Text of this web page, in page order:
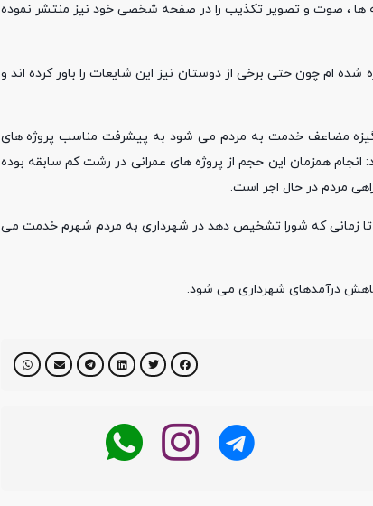
ها ، صوت و تصویر تکذیب را در صفحه شخصی خود نیز منتشر نموده
شده ام چون حتی برخی از دوستان نیز این شایعات را باور کرده اند و
مضاعف خدمت به مردم می شود به پیشرفت مناسب پروژه های
همزمان این حجم از پروژه های عمرانی در رشت کم سابقه بوده
مردم در حال اجر است.
تا زمانی که شورا تشخیص دهد در شهرداری به مردم شهرم خدمت می
درآمدهای شهرداری می شود.